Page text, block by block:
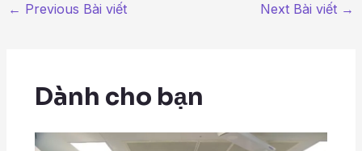
← Previous Bài viết Next Bài viết →
Dành cho bạn